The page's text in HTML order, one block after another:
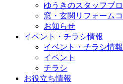
ゆうきのスタッフブ
窓・玄関リフォーム
お知らせ
イベント・チラシ情報
イベント・チラシ情
イベント
チラシ
お役立ち情報